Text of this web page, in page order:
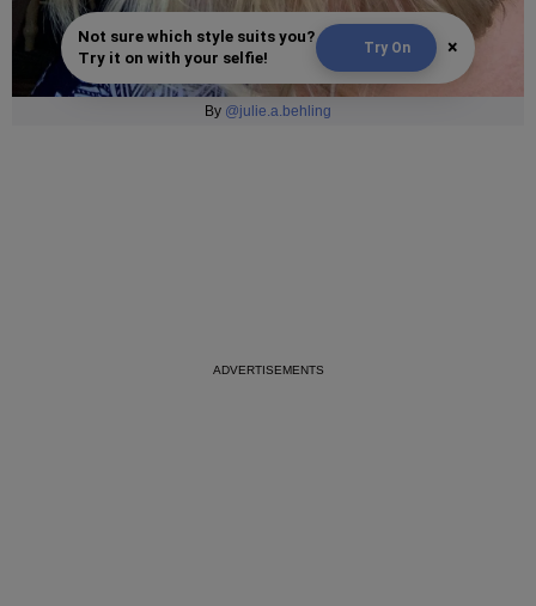
Not sure which style suits you?
Try it on with your selfie!
Try On ×
By @julie.a.behling